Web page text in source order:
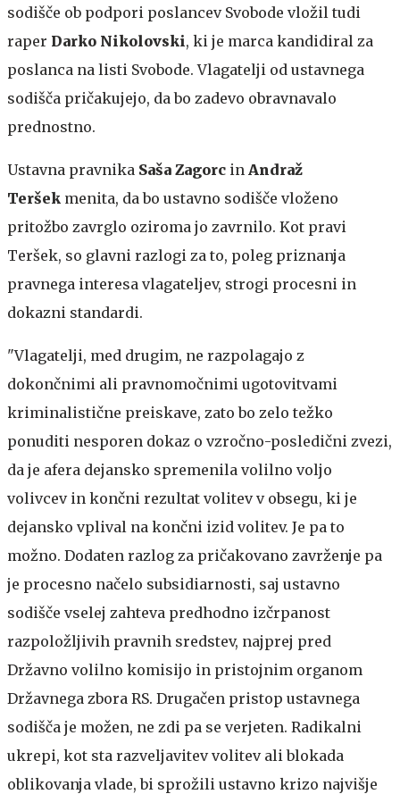
sodišče ob podpori poslancev Svobode vložil tudi
raper Darko Nikolovski, ki je marca kandidiral za
poslanca na listi Svobode. Vlagatelji od ustavnega
sodišča pričakujejo, da bo zadevo obravnavalo
prednostno.
Ustavna pravnika Saša Zagorc in Andraž
Teršek menita, da bo ustavno sodišče vloženo
pritožbo zavrglo oziroma jo zavrnilo. Kot pravi
Teršek, so glavni razlogi za to, poleg priznanja
pravnega interesa vlagateljev, strogi procesni in
dokazni standardi.
"Vlagatelji, med drugim, ne razpolagajo z
dokončnimi ali pravnomočnimi ugotovitvami
kriminalistične preiskave, zato bo zelo težko
ponuditi nesporen dokaz o vzročno-posledični zvezi,
da je afera dejansko spremenila volilno voljo
volivcev in končni rezultat volitev v obsegu, ki je
dejansko vplival na končni izid volitev. Je pa to
možno. Dodaten razlog za pričakovano zavrženje pa
je procesno načelo subsidiarnosti, saj ustavno
sodišče vselej zahteva predhodno izčrpanost
razpoložljivih pravnih sredstev, najprej pred
Državno volilno komisijo in pristojnim organom
Državnega zbora RS. Drugačen pristop ustavnega
sodišča je možen, ne zdi pa se verjeten. Radikalni
ukrepi, kot sta razveljavitev volitev ali blokada
oblikovanja vlade, bi sprožili ustavno krizo najvišje